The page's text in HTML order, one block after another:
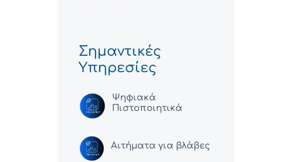
Σημαντικές
Υπηρεσίες
Ψηφιακά
Πιστοποιητικά
Αιτήματα για βλάβες